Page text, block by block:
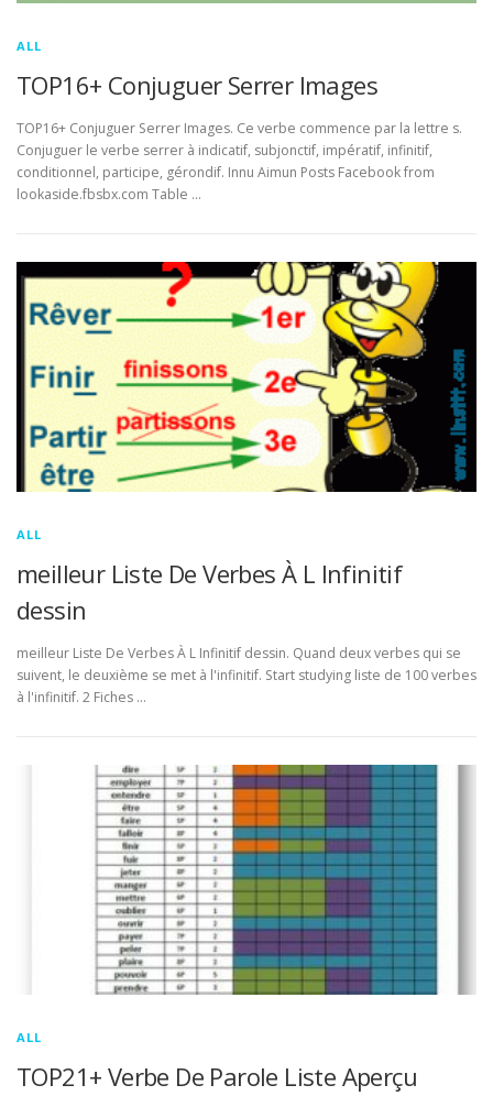
ALL
TOP16+ Conjuguer Serrer Images
TOP16+ Conjuguer Serrer Images. Ce verbe commence par la lettre s.
Conjuguer le verbe serrer à indicatif, subjonctif, impératif, infinitif,
conditionnel, participe, gérondif. Innu Aimun Posts Facebook from
lookaside.fbsbx.com Table …
ALL
meilleur Liste De Verbes À L Infinitif
dessin
meilleur Liste De Verbes À L Infinitif dessin. Quand deux verbes qui se
suivent, le deuxième se met à l'infinitif. Start studying liste de 100 verbes
à l'infinitif. 2 Fiches …
ALL
TOP21+ Verbe De Parole Liste Aperçu